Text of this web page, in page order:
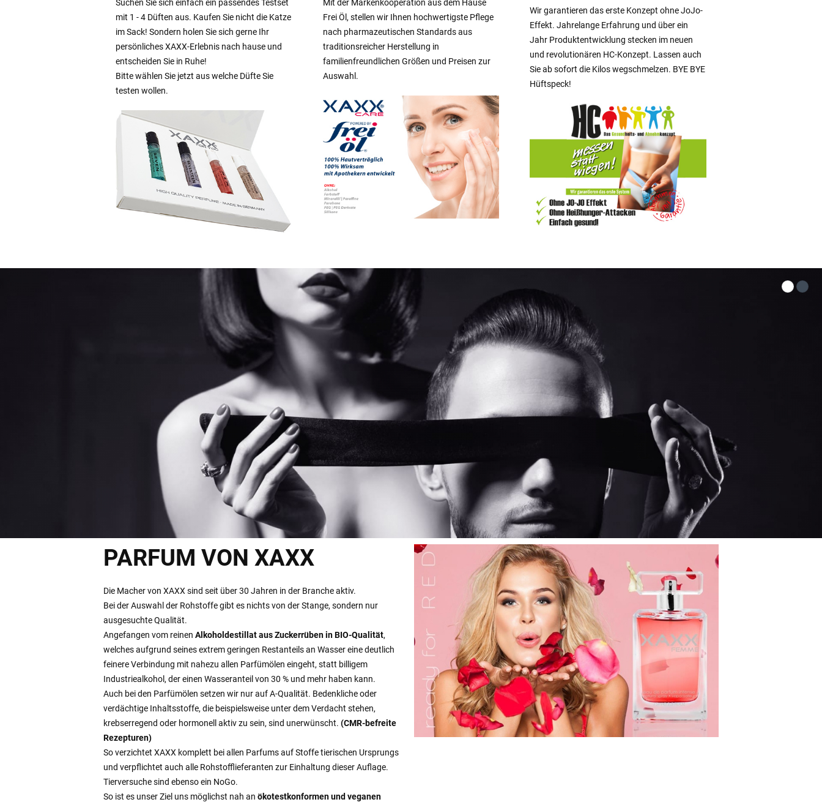
Suchen Sie sich einfach ein passendes Testset
mit 1 - 4 Düften aus. Kaufen Sie nicht die Katze
im Sack! Sondern holen Sie sich gerne Ihr
persönliches XAXX-Erlebnis nach hause und
entscheiden Sie in Ruhe!
Bitte wählen Sie jetzt aus welche Düfte Sie
testen wollen.
Mit der Markenkooperation aus dem Hause
Frei Öl, stellen wir Ihnen hochwertigste Pflege
nach pharmazeutischen Standards aus
traditionsreicher Herstellung in
familienfreundlichen Größen und Preisen zur
Auswahl.
Wir garantieren das erste Konzept ohne JoJo-
Effekt. Jahrelange Erfahrung und über ein
Jahr Produktentwicklung stecken im neuen
und revolutionären HC-Konzept. Lassen auch
Sie ab sofort die Kilos wegschmelzen. BYE BYE
Hüftspeck!
PARFUM VON XAXX
Die Macher von XAXX sind seit über 30 Jahren in der Branche aktiv.
Bei der Auswahl der Rohstoffe gibt es nichts von der Stange, sondern nur
ausgesuchte Qualität.
Angefangen vom reinenAlkoholdestillat aus Zuckerrüben in BIO-Qualität,
welches aufgrund seines extrem geringen Restanteils an Wasser eine deutlich
feinere Verbindung mit nahezu allen Parfümölen eingeht, statt billigem
Industriealkohol, der einen Wasseranteil von 30 % und mehr haben kann.
Auch bei den Parfümölen setzen wir nur auf A-Qualität. Bedenkliche oder
verdächtige Inhaltsstoffe, die beispielsweise unter dem Verdacht stehen,
krebserregend oder hormonell aktiv zu sein, sind unerwünscht.(CMR-befreite
Rezepturen)
So verzichtet XAXX komplett bei allen Parfums auf Stoffe tierischen Ursprungs
und verpflichtet auch alle Rohstofflieferanten zur Einhaltung dieser Auflage.
Tierversuche sind ebenso ein NoGo.
So ist es unser Ziel uns möglichst nah anökotestkonformen und veganen